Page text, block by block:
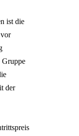
ist die
Gruppe
der